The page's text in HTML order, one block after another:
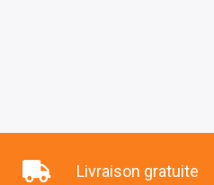
Livraison gratuite